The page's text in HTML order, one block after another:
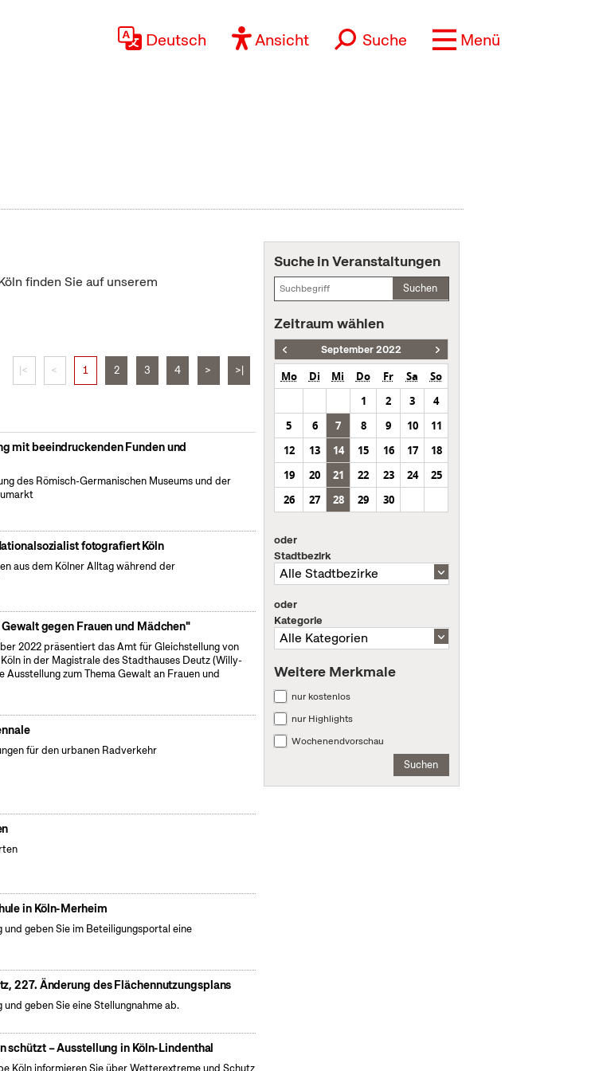
Deutsch Ansicht Suche Menü
finden Sie auf unserem
|< < 1 2 3 4 > >|
mit beeindruckenden Funden und
des Römisch-Germanischen Museums und der
fotografiert Köln
aus dem Kölner Alltag während der
gegen Frauen und Mädchen"
2022 präsentiert das Amt für Gleichstellung von
in der Magistrale des Stadthauses Deutz (Willy-
Ausstellung zum Thema Gewalt an Frauen und
für den urbanen Radverkehr
in Köln-Merheim
und geben Sie im Beteiligungsportal eine
227. Änderung des Flächennutzungsplans
geben Sie eine Stellungnahme ab.
schützt – Ausstellung in Köln-Lindenthal
Suche in Veranstaltungen
Suchen
Zeitraum wählen
September 2022
Mo Di Mi Do Fr Sa
So
1
2 3
4
5
6 7 8 9 10
11
12
13 14 15 16 17
18
19
20 21 22 23 24
25
26
27 28 29 30
oder
Stadtbezirk
oder
Kategorie
Weitere Merkmale
nur kostenlos
nur Highlights
Wochenendvorschau
Suchen